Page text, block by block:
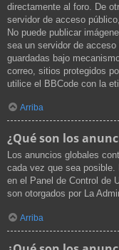
directamente al foro. De
servidor de acceso
No puede publicar
sea un servidor de
guardadas bajo
correo, sitios protegidos
utilice el BBCode con la
Arriba
¿Qué son los
Los anuncios globales
cada vez que sea
en el Panel de Control de
son otorgados por La
Arriba